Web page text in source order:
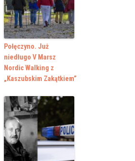
Połęczyno. Już
niedługo V Marsz
Nordic Walking z
„Kaszubskim Zakątkiem”